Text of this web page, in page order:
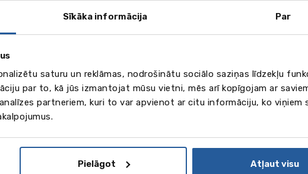
Sīkāka informācija Par
saturu un reklāmas, nodrošinātu sociālo saziņas līdzekļu
par to, kā jūs izmantojat mūsu vietni, mēs arī kopīgojam ar
partneriem, kuri to var apvienot ar citu informāciju, ko viņiem
Pielāgot Atļaut visu
School — starptautiska biznesa skola ar kampusiem Barselonā
Montrē (Šveice) un Minhenē (Vācija). Skola sniedz iespēju mainīt
kas palīdz tiem sekot līdzi jaunākajām biznesa pasaules
Augsti kvalificētie EU pasniedzēji ir ne tikai profesori, bet arī aktīvi
starptautiskās biznesa pasaules notikumos. Viņu vidū ir uzņēmēji,
biznesa līderi. 93% EU Business School absolventu atrod darbu 6
pēc izlaiduma.
School piedāvā bakalaura un maģistra programmas biznesa